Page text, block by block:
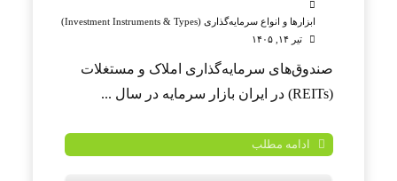
ابزارها و انواع سرمایه‌گذاری (Investment Instruments & Types)
تیر ۱۴, ۱۴۰۵
صندوق‌های سرمایه‌گذاری املاک و مستغلات
(REITs) در ایران بازار سرمایه در سال ...
ادامه مطلب